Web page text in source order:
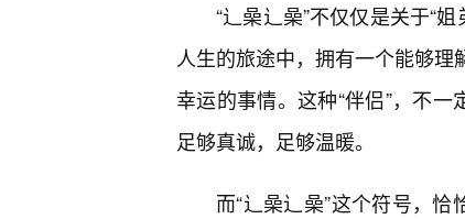
“辶喿辶喿”不仅仅是关于“
人生的旅途中，拥有一个能够理
幸运的事情。这种“伴侣”，不
足够真诚，足够温暖。
而“辶喿辶喿”这个符号，